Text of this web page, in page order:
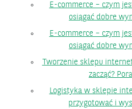
E-commerce – czym
osiągać dobre
E-commerce – czym
osiągać dobre
Tworzenie sklepu
zacząć?
Logistyka w sklepie
przygotować i